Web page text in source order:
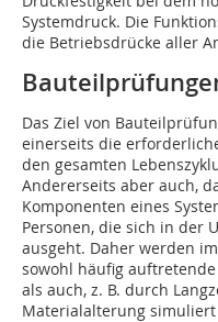
Systemdruck. Die
die Betriebsdrücke aller
Das Ziel von
einerseits die
den gesamten
Andererseits aber auch,
Komponenten eines
Personen, die sich in der
ausgeht. Daher werden
sowohl häufig
als auch, z. B. durch
Materialalterung simuliert